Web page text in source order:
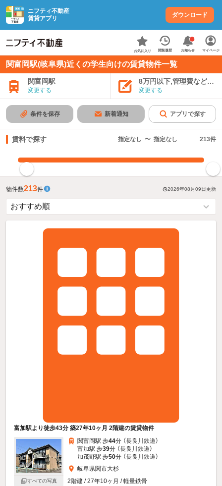
ニフティ不動産
賃貸アプリ
ダウンロード
お気に入り 閲覧履歴 お知らせ マイページ
関富岡駅(岐阜県)近くの学生向けの賃貸物件一覧
関富岡駅
変更する
8万円以下,管理費など込み
変更する
条件を保存 新着通知 アプリで探す
賃料で探す 指定なし 〜 指定なし 213件
物件数213件 2026年08月09日更新
富加駅より徒歩43分 築27年10ヶ月 2階建の賃貸物件
すべての写真
関富岡駅 歩44分 （長良川鉄道）
富加駅 歩39分 （長良川鉄道）
加茂野駅 歩50分 （長良川鉄道）
岐阜県関市大杉
2階建 / 27年10ヶ月 / 軽量鉄骨